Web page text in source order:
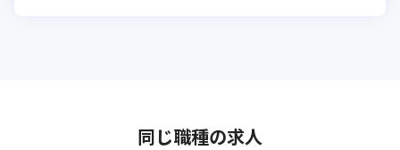
同じ職種の求人